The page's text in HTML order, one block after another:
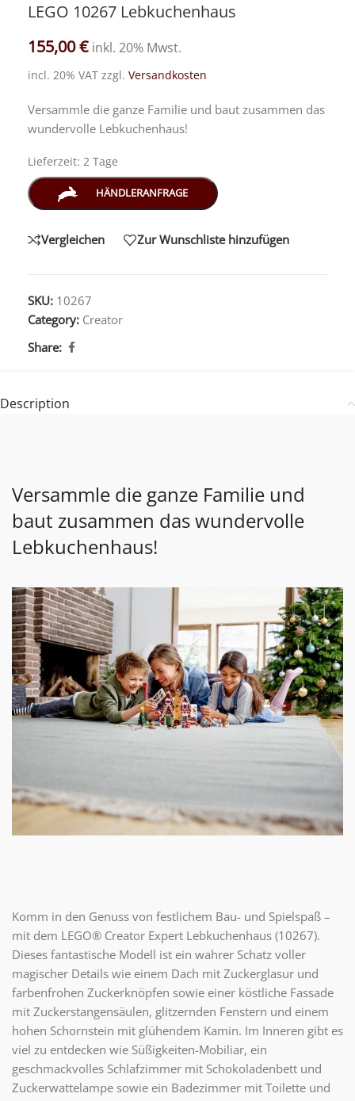
LEGO 10267 Lebkuchenhaus
155,00€ inkl. 20% Mwst.
incl. 20% VAT zzgl. Versandkosten
Versammle die ganze Familie und baut zusammen das
wundervolle Lebkuchenhaus!
Lieferzeit: 2 Tage
HÄNDLERANFRAGE
Vergleichen Zur Wunschliste hinzufügen
SKU: 10267
Category: Creator
Share:
Description
Versammle die ganze Familie und
baut zusammen das wundervolle
Lebkuchenhaus!
Komm in den Genuss von festlichem Bau- und Spielspaß –
mit dem LEGO® Creator Expert Lebkuchenhaus (10267).
Dieses fantastische Modell ist ein wahrer Schatz voller
magischer Details wie einem Dach mit Zuckerglasur und
farbenfrohen Zuckerknöpfen sowie einer köstliche Fassade
mit Zuckerstangensäulen, glitzernden Fenstern und einem
hohen Schornstein mit glühendem Kamin. Im Inneren gibt es
viel zu entdecken wie Süßigkeiten-Mobiliar, ein
geschmackvolles Schlafzimmer mit Schokoladenbett und
Zuckerwattelampe sowie ein Badezimmer mit Toilette und